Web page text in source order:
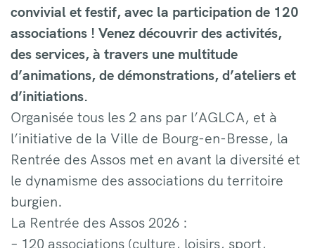
convivial et festif, avec la participation de 120
associations ! Venez découvrir des activités,
des services, à travers une multitude
d’animations, de démonstrations, d’ateliers et
d’initiations.
Organisée tous les 2 ans par l’AGLCA, et à
l’initiative de la Ville de Bourg-en-Bresse, la
Rentrée des Assos met en avant la diversité et
le dynamisme des associations du territoire
burgien.
La Rentrée des Assos 2026 :
– 120 associations (culture, loisirs, sport,